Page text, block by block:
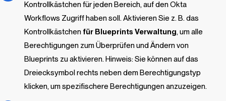
Kontrollkästchen für jeden Bereich, auf den Okta
Workflows Zugriff haben soll. Aktivieren Sie z. B. das
Kontrollkästchen für Blueprints Verwaltung, um alle
Berechtigungen zum Überprüfen und Ändern von
Blueprints zu aktivieren. Hinweis: Sie können auf das
Dreiecksymbol rechts neben dem Berechtigungstyp
klicken, um spezifischere Berechtigungen anzuzeigen.